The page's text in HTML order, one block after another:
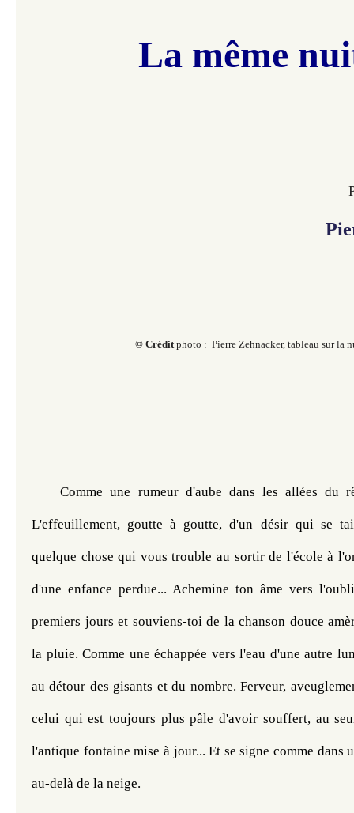
La même
© Créditphoto : Pierre Zehnacker, tableau sur la
Comme une rumeur d'aube dans les allées du
L'effeuillement, goutte à goutte, d'un désir qui se
quelque chose qui vous trouble au sortir de l'école à
d'une enfance perdue... Achemine ton âme vers
premiers jours et souviens-toi de la chanson douce
la pluie. Comme une échappée vers l'eau d'une autre
au détour des gisants et du nombre. Ferveur,
celui qui est toujours plus pâle d'avoir souffert, au
l'antique fontaine mise à jour... Et se signe comme dans
au-delà de la neige.